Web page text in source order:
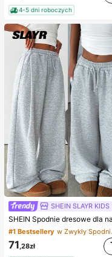
4-5 dni roboczych
SHEIN SLAYR KIDS
#1 Bestsellery w
71 ,28zł